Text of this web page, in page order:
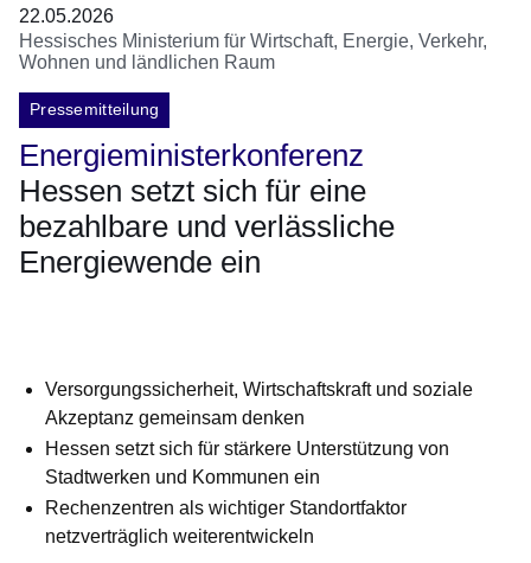
22.05.2026
Hessisches Ministerium für Wirtschaft, Energie, Verkehr,
Wohnen und ländlichen Raum
Pressemitteilung
Energieministerkonferenz
Hessen setzt sich für eine
bezahlbare und verlässliche
Energiewende ein
Versorgungssicherheit, Wirtschaftskraft und soziale
Akzeptanz gemeinsam denken
Hessen setzt sich für stärkere Unterstützung von
Stadtwerken und Kommunen ein
Rechenzentren als wichtiger Standortfaktor
netzverträglich weiterentwickeln